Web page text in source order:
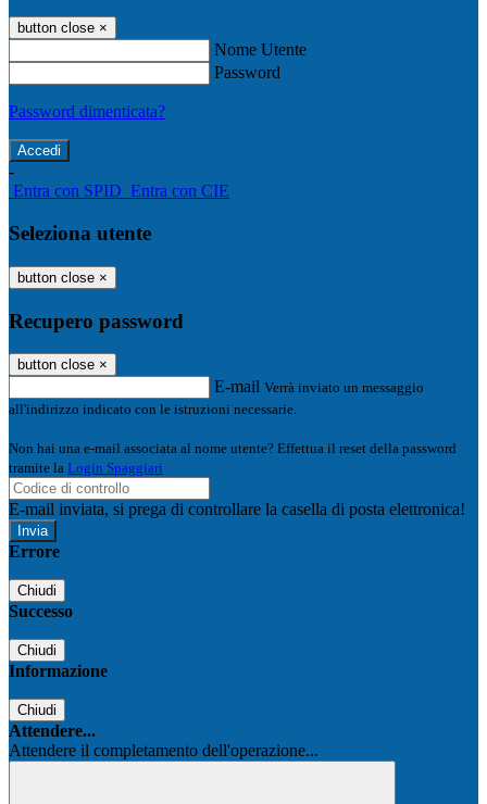
button close ×
Nome Utente
Password
Password dimenticata?
-
Entra con SPID Entra con CIE
Seleziona utente
button close ×
Recupero password
button close ×
E-mail Verrà inviato un messaggio
all'indirizzo indicato con le istruzioni necessarie.
Non hai una e-mail associata al nome utente? Effettua il reset della password
tramite la Login Spaggiari
E-mail inviata, si prega di controllare la casella di posta elettronica!
Errore
Chiudi
Successo
Chiudi
Informazione
Chiudi
Attendere...
Attendere il completamento dell'operazione...